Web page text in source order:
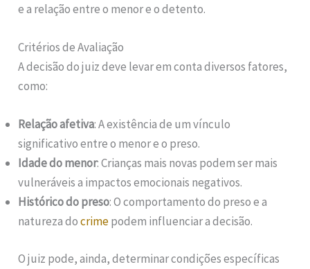
e a relação entre o menor e o detento.
Critérios de Avaliação
A decisão do juiz deve levar em conta diversos fatores,
como:
Relação afetiva: A existência de um vínculo
significativo entre o menor e o preso.
Idade do menor: Crianças mais novas podem ser mais
vulneráveis a impactos emocionais negativos.
Histórico do preso: O comportamento do preso e a
natureza docrimepodem influenciar a decisão.
O juiz pode, ainda, determinar condições específicas